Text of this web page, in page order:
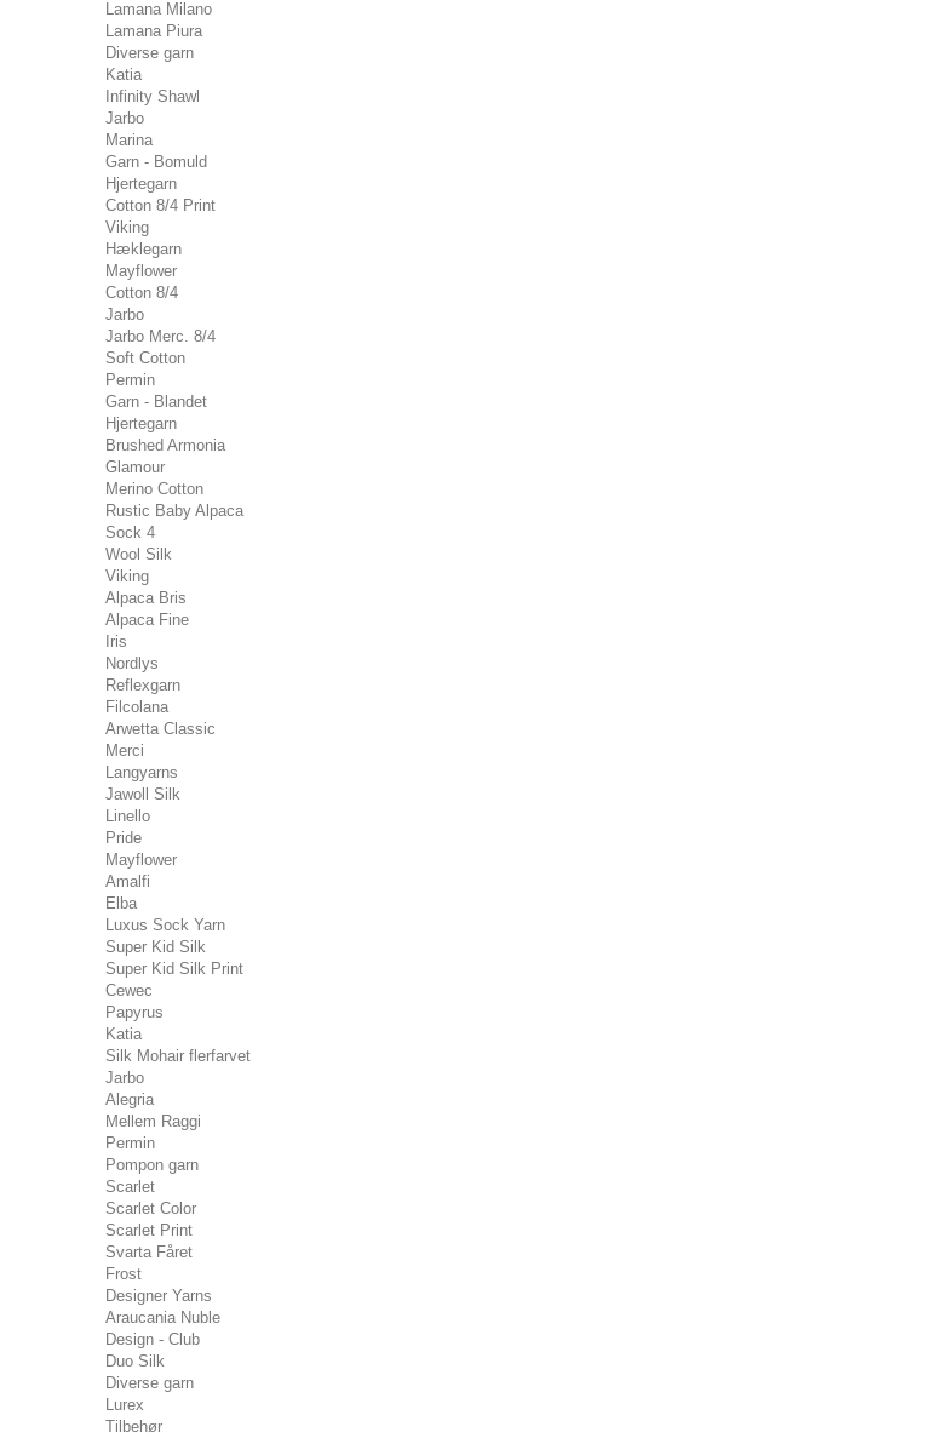
Lamana Milano
Lamana Piura
Diverse garn
Katia
Infinity Shawl
Jarbo
Marina
Garn - Bomuld
Hjertegarn
Cotton 8/4 Print
Viking
Hæklegarn
Mayflower
Cotton 8/4
Jarbo
Jarbo Merc. 8/4
Soft Cotton
Permin
Garn - Blandet
Hjertegarn
Brushed Armonia
Glamour
Merino Cotton
Rustic Baby Alpaca
Sock 4
Wool Silk
Viking
Alpaca Bris
Alpaca Fine
Iris
Nordlys
Reflexgarn
Filcolana
Arwetta Classic
Merci
Langyarns
Jawoll Silk
Linello
Pride
Mayflower
Amalfi
Elba
Luxus Sock Yarn
Super Kid Silk
Super Kid Silk Print
Cewec
Papyrus
Katia
Silk Mohair flerfarvet
Jarbo
Alegria
Mellem Raggi
Permin
Pompon garn
Scarlet
Scarlet Color
Scarlet Print
Svarta Fåret
Frost
Designer Yarns
Araucania Nuble
Design - Club
Duo Silk
Diverse garn
Lurex
Tilbehør